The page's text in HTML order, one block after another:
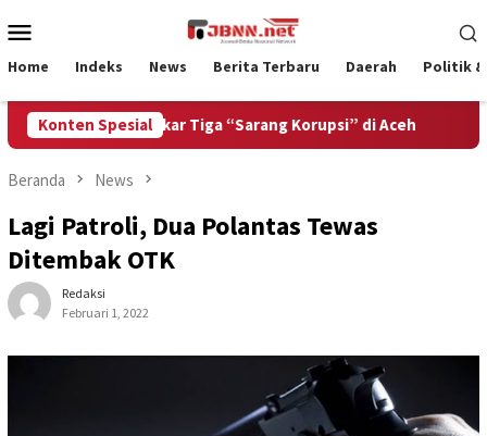
ke
Mobile
Home Indeks News Berita Terbaru Daerah Politik &
Konten Spesial
Ditantang Bongkar Tiga “Sarang Korupsi” di Aceh
Beranda News
Lagi Patroli, Dua Polantas Tewas
Ditembak OTK
Redaksi
Februari 1, 2022